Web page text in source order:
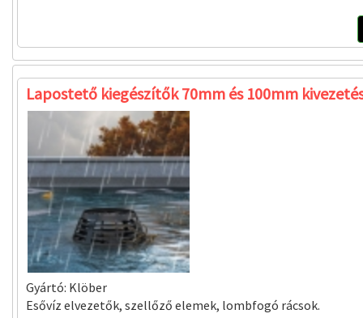
Lapostető kiegészítők 70mm és 100mm
Gyártó: Klöber
Esővíz elvezetők, szellőző elemek, lombfogó rácsok.